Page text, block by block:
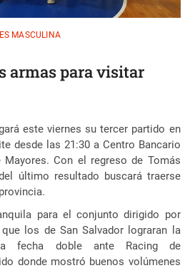
MASCULINA
armas para visitar
este viernes su tercer partido en
desde las 21:30 a Centro Bancario
Con el regreso de Tomás
último resultado buscará traerse
para el conjunto dirigido por
los de San Salvador lograran la
fecha doble ante Racing de
donde mostró buenos volúmenes